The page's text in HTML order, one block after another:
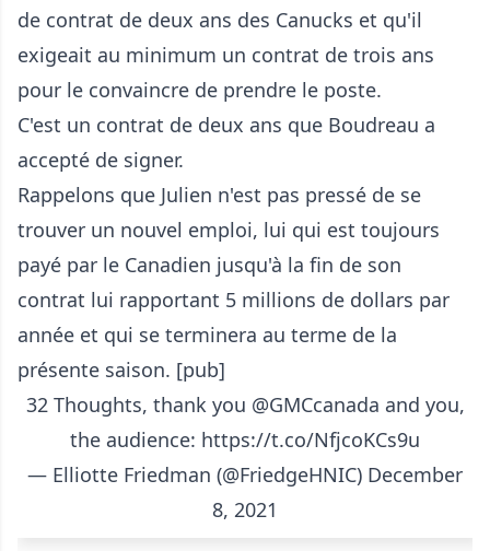
de contrat de deux ans des Canucks et qu'il
exigeait au minimum un contrat de trois ans
pour le convaincre de prendre le poste.
C'est un contrat de deux ans que Boudreau a
accepté de signer.
Rappelons que Julien n'est pas pressé de se
trouver un nouvel emploi, lui qui est toujours
payé par le Canadien jusqu'à la fin de son
contrat lui rapportant 5 millions de dollars par
année et qui se terminera au terme de la
présente saison. [pub]
32 Thoughts, thank you @GMCcanada and you,
the audience: https://t.co/NfjcoKCs9u
— Elliotte Friedman (@FriedgeHNIC) December
8, 2021